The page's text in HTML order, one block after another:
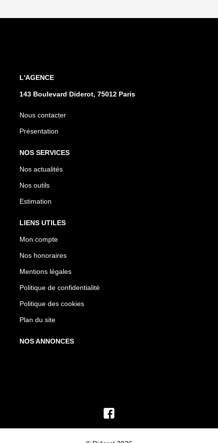
L'AGENCE
143 Boulevard Diderot, 75012 Paris
Nous contacter
Présentation
NOS SERVICES
Nos actualités
Nos outils
Estimation
LIENS UTILES
Mon compte
Nos honoraires
Mentions légales
Politique de confidentialité
Politique des cookies
Plan du site
NOS ANNONCES